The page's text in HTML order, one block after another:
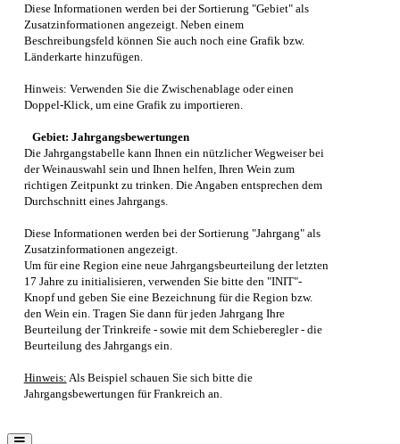
Diese Informationen werden bei der Sortierung "Gebiet" als
Zusatzinformationen angezeigt. Neben einem
Beschreibungsfeld können Sie auch noch eine Grafik bzw.
Länderkarte hinzufügen.
Hinweis: Verwenden Sie die Zwischenablage oder einen
Doppel-Klick, um eine Grafik zu importieren.
Gebiet: Jahrgangsbewertungen
Die Jahrgangstabelle kann Ihnen ein nützlicher Wegweiser bei
der Weinauswahl sein und Ihnen helfen, Ihren Wein zum
richtigen Zeitpunkt zu trinken. Die Angaben entsprechen dem
Durchschnitt eines Jahrgangs.
Diese Informationen werden bei der Sortierung "Jahrgang" als
Zusatzinformationen angezeigt.
Um für eine Region eine neue Jahrgangsbeurteilung der letzten
17 Jahre zu initialisieren, verwenden Sie bitte den "INIT"-
Knopf und geben Sie eine Bezeichnung für die Region bzw.
den Wein ein. Tragen Sie dann für jeden Jahrgang Ihre
Beurteilung der Trinkreife - sowie mit dem Schieberegler - die
Beurteilung des Jahrgangs ein.
Hinweis: Als Beispiel schauen Sie sich bitte die
Jahrgangsbewertungen für Frankreich an.